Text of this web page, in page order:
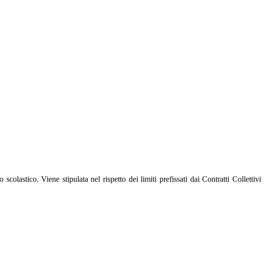
Viene stipulata nel rispetto dei limiti prefissati dai Contratti Collettivi